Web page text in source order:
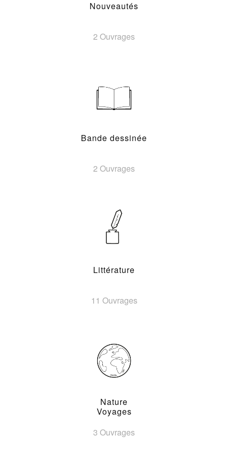
Nouveautés
2 Ouvrages
Bande dessinée
2 Ouvrages
Littérature
11 Ouvrages
Nature
Voyages
3 Ouvrages